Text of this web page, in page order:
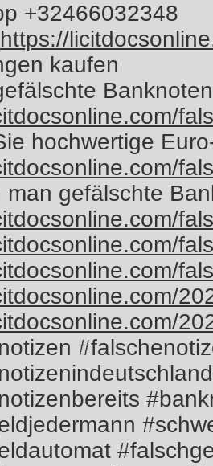
+32466032348
https://
kaufen
hochwertige
man gefälschte